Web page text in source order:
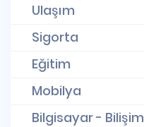
Ulaşım
Sigorta
Eğitim
Mobilya
Bilgisayar - Bilişim